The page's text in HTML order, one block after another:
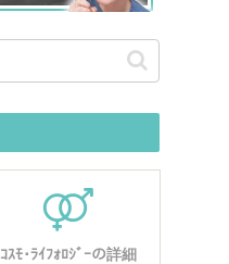
ｺｽﾓ･ﾗｲﾌｫﾛｼﾞｰの詳細